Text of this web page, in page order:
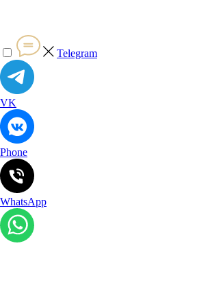
Telegram
VK
Phone
WhatsApp